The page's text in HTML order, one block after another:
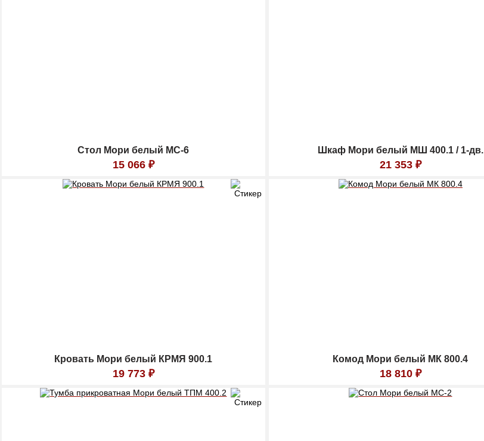
Стол Мори белый МС-6
15 066 ₽
Шкаф Мори белый МШ 400.1 / 1-дв.
21 353 ₽
Кровать Мори белый КРМЯ 900.1
19 773 ₽
Комод Мори белый МК 800.4
18 810 ₽